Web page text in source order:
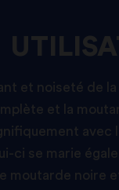
et noiseté de
et la
avec
ci se marie
moutarde noire